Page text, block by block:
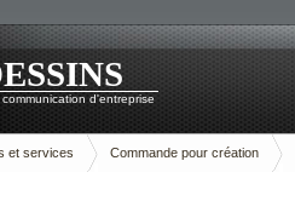
d'entreprise
et services Commande pour création